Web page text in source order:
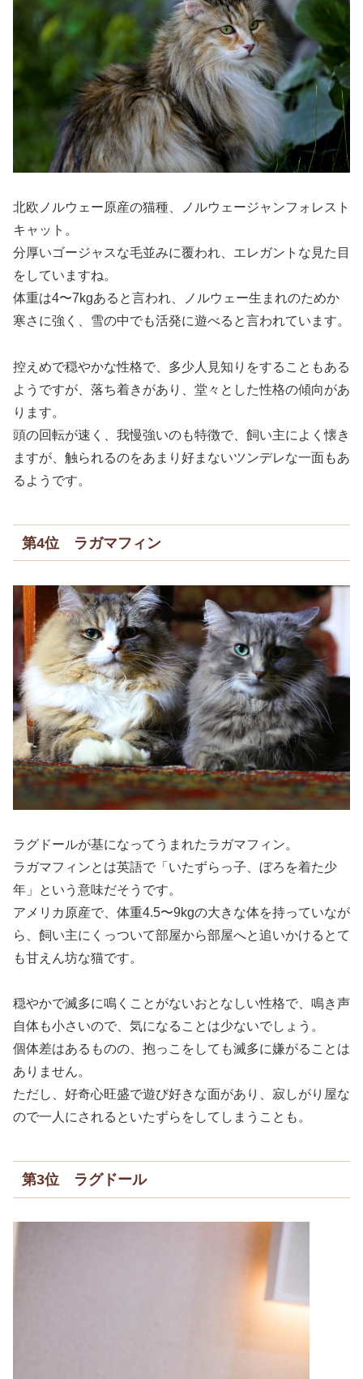
北欧ノルウェー原産の猫種、ノルウェージャンフォレスト
キャット。
分厚いゴージャスな毛並みに覆われ、エレガントな見た目
をしていますね。
体重は4〜7kgあると言われ、ノルウェー生まれのためか
寒さに強く、雪の中でも活発に遊べると言われています。
控えめで穏やかな性格で、多少人見知りをすることもある
ようですが、落ち着きがあり、堂々とした性格の傾向があ
ります。
頭の回転が速く、我慢強いのも特徴で、飼い主によく懐き
ますが、触られるのをあまり好まないツンデレな一面もあ
るようです。
第4位 ラガマフィン
ラグドールが基になってうまれたラガマフィン。
ラガマフィンとは英語で「いたずらっ子、ぼろを着た少
年」という意味だそうです。
アメリカ原産で、体重4.5〜9kgの大きな体を持っていなが
ら、飼い主にくっついて部屋から部屋へと追いかけるとて
も甘えん坊な猫です。
穏やかで滅多に鳴くことがないおとなしい性格で、鳴き声
自体も小さいので、気になることは少ないでしょう。
個体差はあるものの、抱っこをしても滅多に嫌がることは
ありません。
ただし、好奇心旺盛で遊び好きな面があり、寂しがり屋な
ので一人にされるといたずらをしてしまうことも。
第3位 ラグドール